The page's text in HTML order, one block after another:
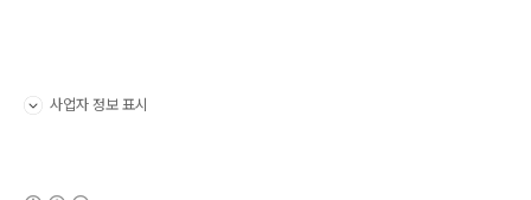
사업자 정보 표시